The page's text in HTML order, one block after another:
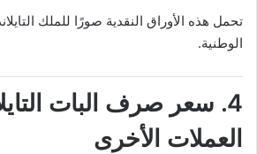
تحمل هذه الأوراق النقدية صورًا للملك
الوطنية.
4. سعر صرف البات
العملات الأخرى